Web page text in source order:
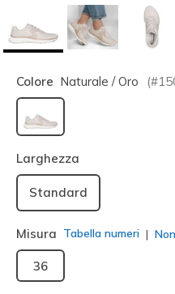
Colore Naturale / Oro (#
selezionato
Larghezza
Standard
Misura Tabella numeri
36